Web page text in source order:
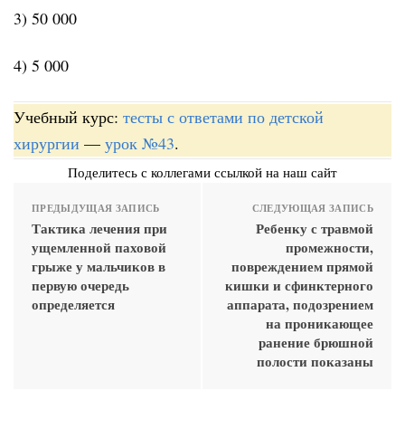
3) 50 000
4) 5 000
Учебный курс: тесты с ответами по детской
хирургии — урок №43.
Поделитесь с коллегами ссылкой на наш сайт
ПРЕДЫДУЩАЯ ЗАПИСЬ
Тактика лечения при
ущемленной паховой
грыже у мальчиков в
первую очередь
определяется
СЛЕДУЮЩАЯ ЗАПИСЬ
Ребенку с травмой
промежности,
повреждением прямой
кишки и сфинктерного
аппарата, подозрением
на проникающее
ранение брюшной
полости показаны